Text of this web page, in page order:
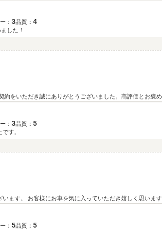
フ一同、心からお待ち申し上げております。
： 3品質： 4
した！
約をいただき誠にありがとうございました。高評価とお褒
お気づきのことがございましたら何なりとお申し付けく
： 3品質： 5
す。
ます。 お客様にお車を気に入っていただき嬉しく思いま
： 5品質： 5